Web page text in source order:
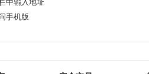
中输入地址
手机版